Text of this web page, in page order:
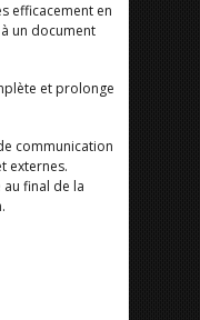
efficacement en
un document
et prolonge
communication
externes.
au final de la